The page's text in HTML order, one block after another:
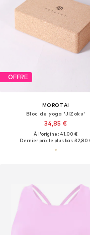
OFFRE
MOROTAI
Bloc de yoga 'JIZoku'
34,85 €
À l'origine : 41,00 €
Dernier prix le plus bas :32,80